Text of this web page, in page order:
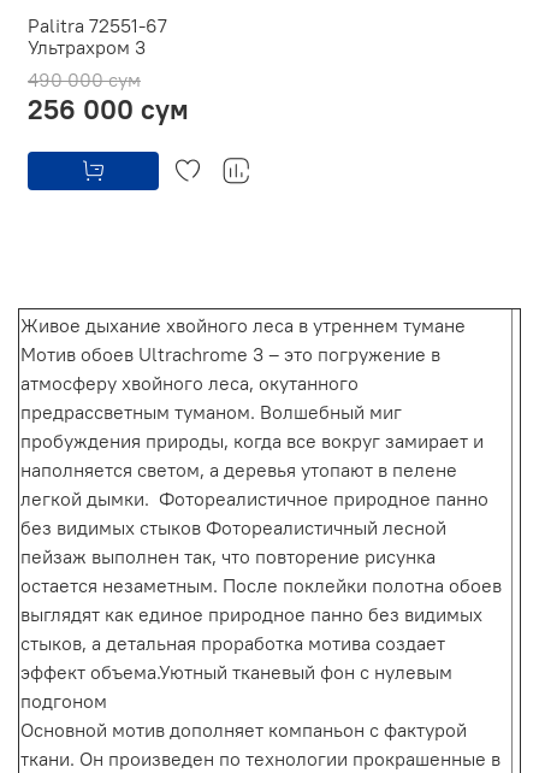
Palitra 72551-67
Ультрахром 3
490 000 сум
256 000 сум
Живое дыхание хвойного леса в утреннем тумане
Мотив обоев Ultrachrome 3 – это погружение в
атмосферу хвойного леса, окутанного
предрассветным туманом. Волшебный миг
пробуждения природы, когда все вокруг замирает и
наполняется светом, а деревья утопают в пелене
легкой дымки. Фотореалистичное природное панно
без видимых стыков Фотореалистичный лесной
пейзаж выполнен так, что повторение рисунка
остается незаметным. После поклейки полотна обоев
выглядят как единое природное панно без видимых
стыков, а детальная проработка мотива создает
эффект объема.Уютный тканевый фон с нулевым
подгоном
Основной мотив дополняет компаньон с фактурой
ткани. Он произведен по технологии прокрашенные в